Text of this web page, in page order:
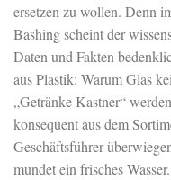
ersetzen zu wollen. Denn
Bashing scheint der
Daten und Fakten
aus Plastik: Warum Glas
„Getränke Kastner“
konsequent aus dem
Geschäftsführer
mundet ein frisches